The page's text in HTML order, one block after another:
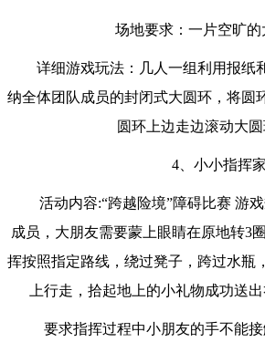
场地要求：一片空旷的
详细游戏玩法：几人一组利用报纸
纳全体团队成员的封闭式大圆环，将圆
圆环上边走边滚动大圆
4、小小指挥家
活动内容:“跨越险境”障碍比赛 游
成员，大朋友需要蒙上眼睛在原地转3
挥按照指定路线，绕过凳子，跨过水瓶
上行走，拾起地上的小礼物成功送
要求指挥过程中小朋友的手不能接